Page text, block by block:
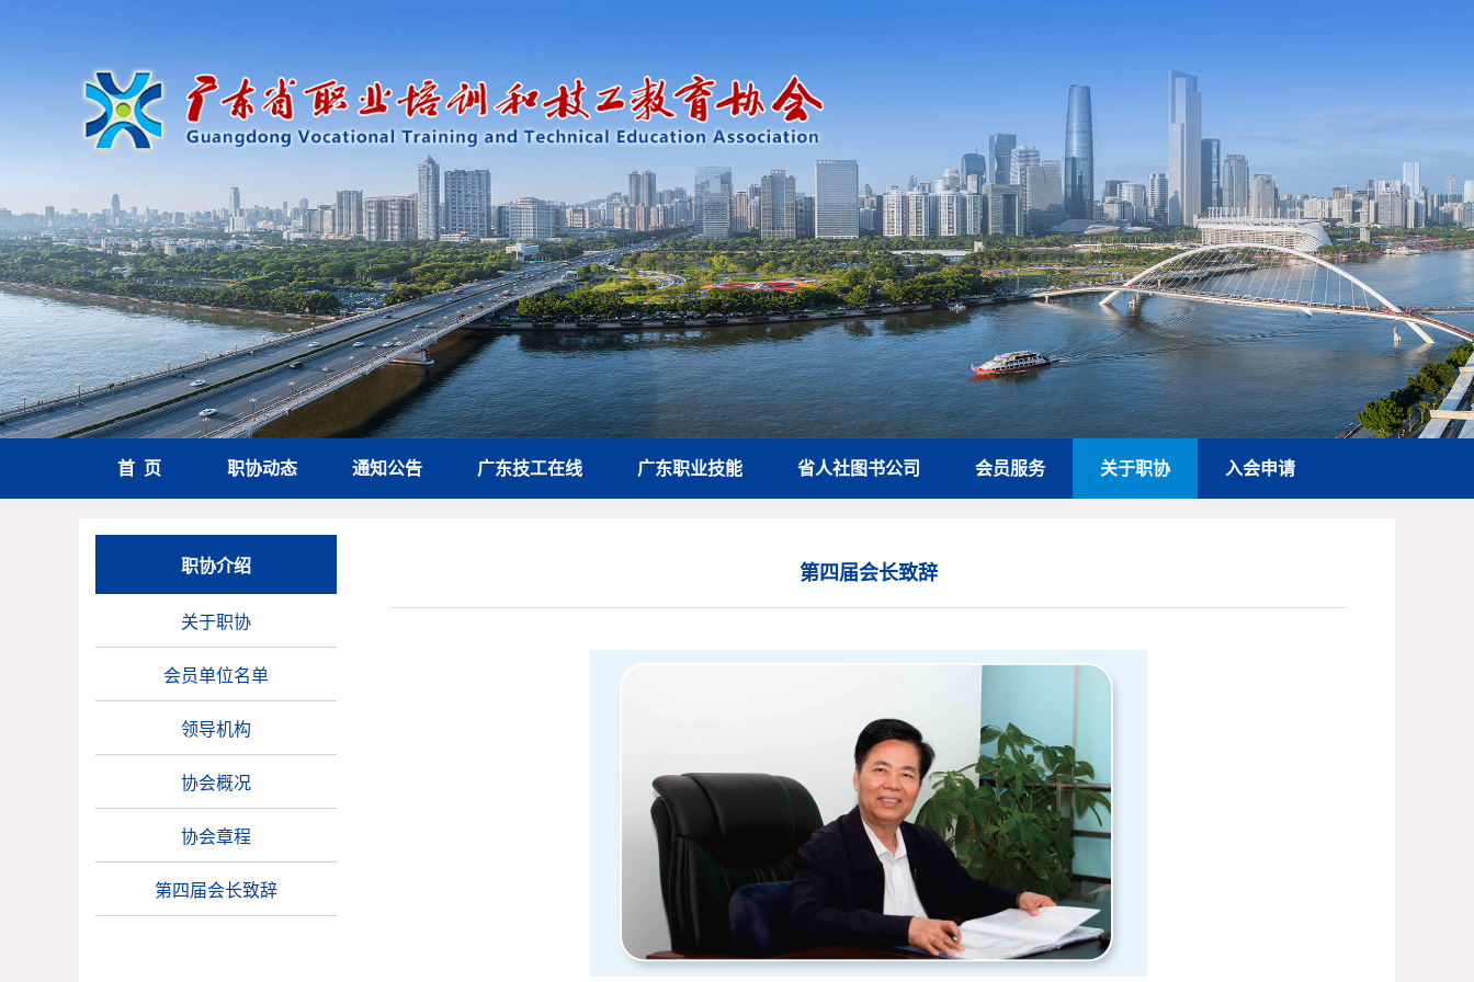
首 页 职协动态 通知公告 广东技工在线 广东职业技能 省人社图书公司 会员服务 关于职协 入会申请
职协介绍
关于职协
会员单位名单
领导机构
协会概况
协会章程
第四届会长致辞
第四届会长致辞